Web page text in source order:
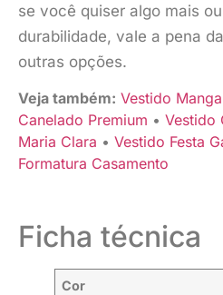
se você quiser algo mais
durabilidade, vale a pena
outras opções.
Veja também: Vestido
Canelado Premium • Vestido
Maria Clara • Vestido Festa
Formatura Casamento
Ficha técnica
Cor